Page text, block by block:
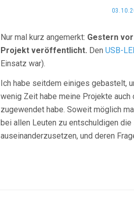
Nur mal kurz angemerkt: Gestern
Projekt veröffentlicht. Den USB-
Einsatz war).
Ich habe seitdem einiges gebastelt,
wenig Zeit habe meine Projekte auch
zugewendet habe. Soweit möglich
bei allen Leuten zu entschuldigen
auseinanderzusetzen, und deren